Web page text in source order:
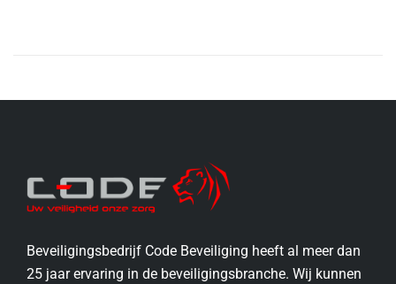
Beveiligingsbedrijf Code Beveiliging heeft al meer dan
25 jaar ervaring in de beveiligingsbranche. Wij kunnen